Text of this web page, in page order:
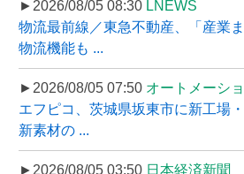
►2026/08/05 08:30 LNEWS
物流最前線／東急不動産、「産業
物流機能も ...
►2026/08/05 07:50 オートメーシ
エフピコ、茨城県坂東市に新工場
新素材の ...
►2026/08/05 03:50 日本経済新聞